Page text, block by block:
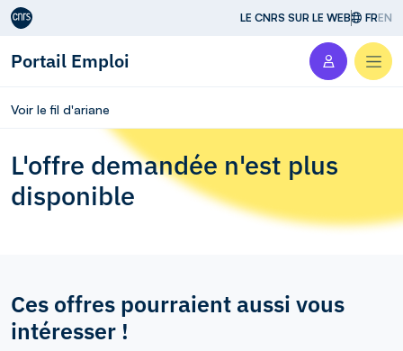
Aller au contenu LE CNRS SUR LE WEB FREN
Portail Emploi
Voir le fil d'ariane
L'offre demandée n'est plus
disponible
Ces offres pourraient aussi vous
intéresser !